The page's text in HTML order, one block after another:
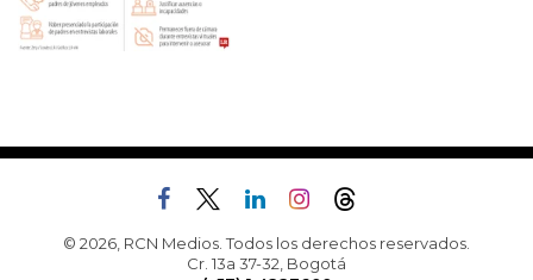
© 2026, RCN Medios. Todos los derechos reservados.
Cr. 13a 37-32, Bogotá